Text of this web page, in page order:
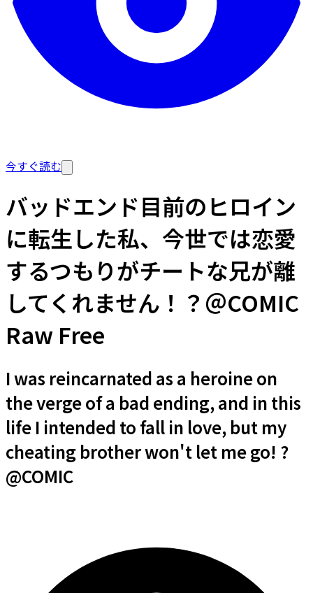
今すぐ読む
バッドエンド目前のヒロイン
に転生した私、今世では恋愛
するつもりがチートな兄が離
してくれません！？＠COMIC
Raw Free
I was reincarnated as a heroine on
the verge of a bad ending, and in this
life I intended to fall in love, but my
cheating brother won't let me go! ?
@COMIC